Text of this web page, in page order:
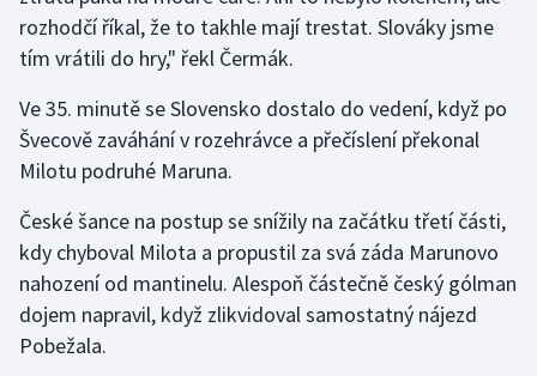
Vodní slalom
Ostatní
rozhodčí říkal, že to takhle mají trestat. Slováky jsme
tím vrátili do hry," řekl Čermák.
Ve 35. minutě se Slovensko dostalo do vedení, když po
Švecově zaváhání v rozehrávce a přečíslení překonal
Milotu podruhé Maruna.
České šance na postup se snížily na začátku třetí části,
kdy chyboval Milota a propustil za svá záda Marunovo
nahození od mantinelu. Alespoň částečně český gólman
dojem napravil, když zlikvidoval samostatný nájezd
Pobežala.